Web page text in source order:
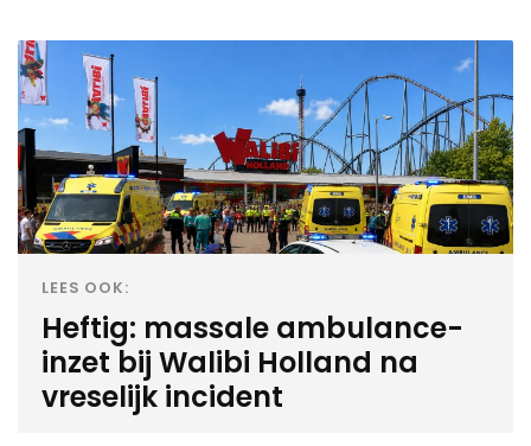
LEES OOK:
Heftig: massale ambulance-
inzet bij Walibi Holland na
vreselijk incident